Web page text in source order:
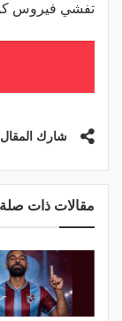
تفشي فيروس
شارك المقال
مقالات ذات صلة